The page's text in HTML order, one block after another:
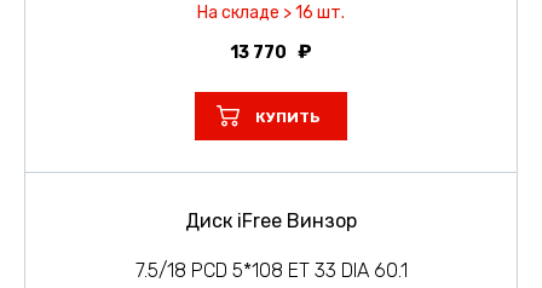
На складе > 16 шт.
13 770
КУПИТЬ
Диск iFree Винзор
7.5/18 PCD 5*108 ET 33 DIA 60.1